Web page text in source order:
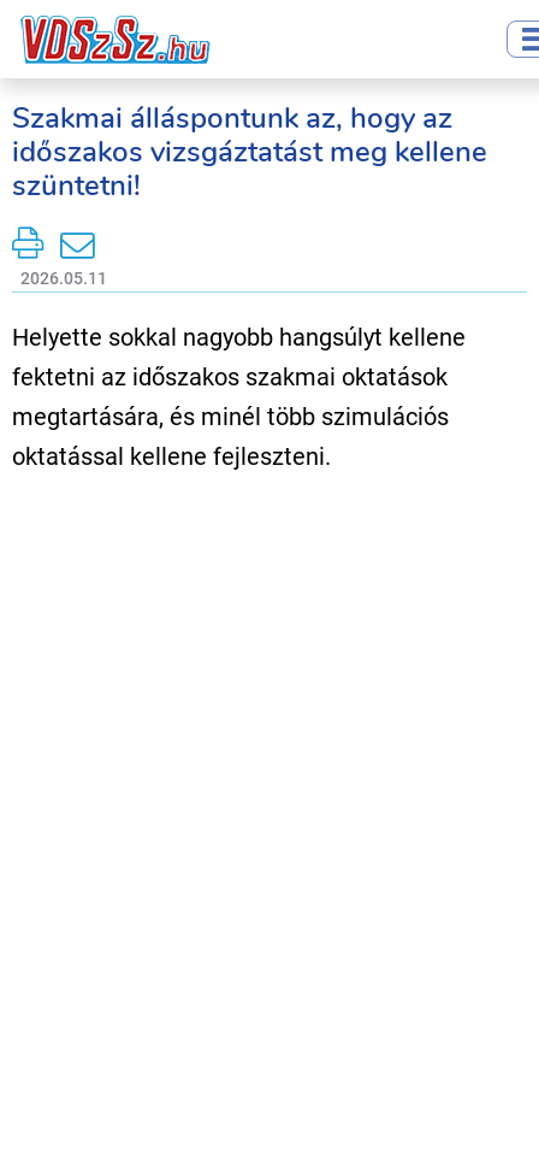
Szakmai álláspontunk az, hogy az
időszakos vizsgáztatást meg kellene
szüntetni!
2026.05.11
Helyette sokkal nagyobb hangsúlyt kellene
fektetni az időszakos szakmai oktatások
megtartására, és minél több szimulációs
oktatással kellene fejleszteni.